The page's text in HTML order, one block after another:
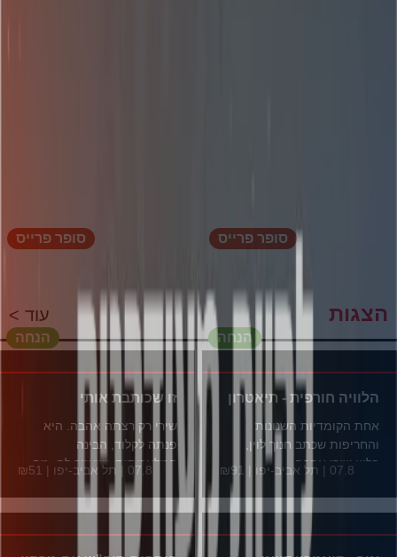
הצגות עוד >
סופר פרייס
הנחה
הלוויה חורפית - תיאטרון
אחת הקומדיות השנונות
והחריפות שכתב חנוך לוין,
בלווי שירי אהבה...
07.8 | תל אביב-יפו | ₪91
סופר פרייס
הנחה
זו שכותבת אותי
שירי רק רצתה אהבה. היא
פנתה לקלוד, הבינה
המלאכותית, שיעזור לה. מה
שהתחיל...
07.8 | תל אביב-יפו | ₪51